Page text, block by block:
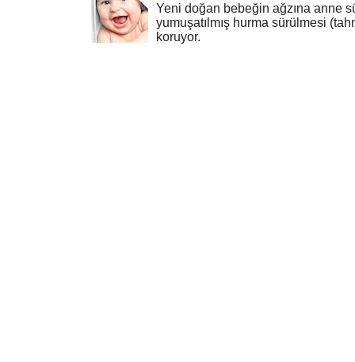
Yeni doğan bebeğin ağzına anne
yumuşatılmış hurma sürülmesi
koruyor.